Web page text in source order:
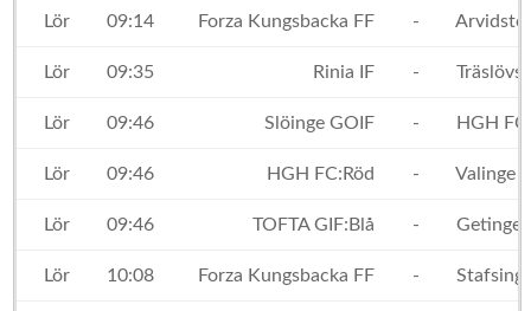
Lör 09:14 Forza Kungsbacka FF -
Lör 09:35 Rinia IF -
Lör 09:46 Slöinge GOIF - HGH
Lör 09:46 HGH FC:Röd - Valinge
Lör 09:46 TOFTA GIF:Blå - Getinge
Lör 10:08 Forza Kungsbacka FF -